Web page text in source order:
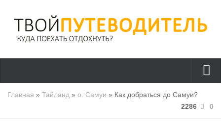
Страны
Главная » Тайланд » о. Самуи » Как добраться до Самуи?
2286
0